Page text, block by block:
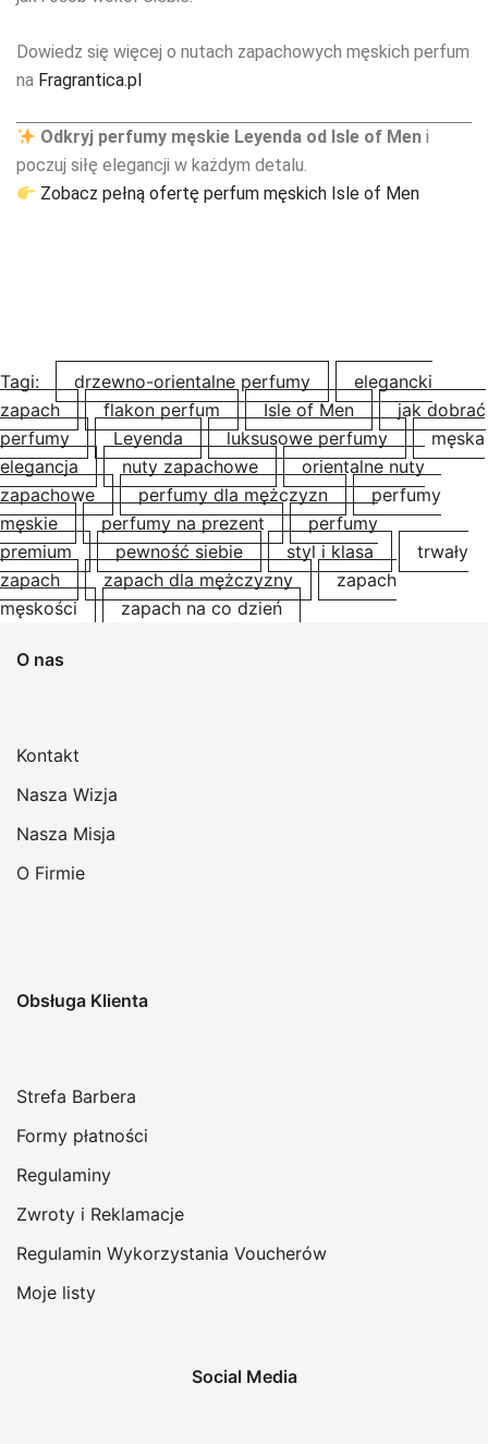
Dowiedz się więcej o nutach zapachowych męskich perfum
na Fragrantica.pl
Odkryj perfumy męskie Leyenda od Isle of Men i
poczuj siłę elegancji w każdym detalu.
Zobacz pełną ofertę perfum męskich Isle of Men
Tagi: drzewno-orientalne perfumy
elegancki
zapach
flakon perfum Isle of Men
jak dobrać
perfumy
Leyenda luksusowe perfumy
męska
elegancja
nuty zapachowe
orientalne nuty
zapachowe
perfumy dla mężczyzn
perfumy
męskie
perfumy na prezent
perfumy
premium
pewność siebie styl i klasa
trwały
zapach
zapach dla mężczyzny
zapach
męskości
zapach na co dzień
O nas
Kontakt
Nasza Wizja
Nasza Misja
O Firmie
Obsługa Klienta
Strefa Barbera
Formy płatności
Regulaminy
Zwroty i Reklamacje
Regulamin Wykorzystania Voucherów
Moje listy
Social Media